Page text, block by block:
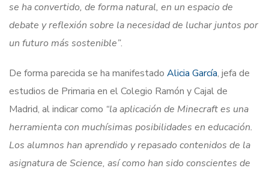
se ha convertido, de forma natural, en un espacio de
debate y reflexión sobre la necesidad de luchar juntos por
un futuro más sostenible”.
De forma parecida se ha manifestado Alicia García, jefa de
estudios de Primaria en el Colegio Ramón y Cajal de
Madrid, al indicar como “la aplicación de Minecraft es una
herramienta con muchísimas posibilidades en educación.
Los alumnos han aprendido y repasado contenidos de la
asignatura de Science, así como han sido conscientes de